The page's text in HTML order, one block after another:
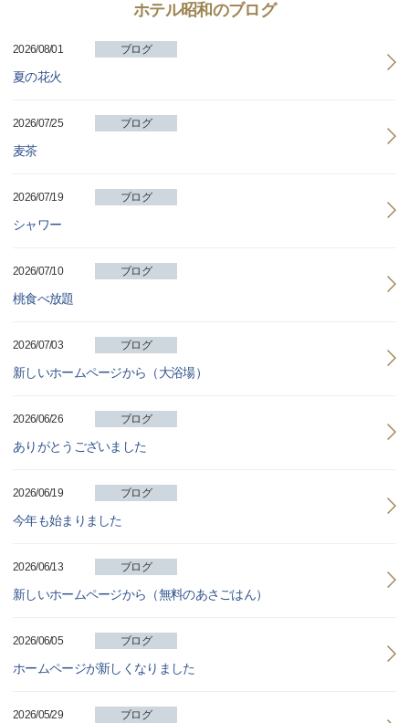
ホテル昭和のブログ
2026/08/01 ブログ
夏の花火
2026/07/25 ブログ
麦茶
2026/07/19 ブログ
シャワー
2026/07/10 ブログ
桃食べ放題
2026/07/03 ブログ
新しいホームページから（大浴場）
2026/06/26 ブログ
ありがとうございました
2026/06/19 ブログ
今年も始まりました
2026/06/13 ブログ
新しいホームページから（無料のあさごはん）
2026/06/05 ブログ
ホームページが新しくなりました
2026/05/29 ブログ